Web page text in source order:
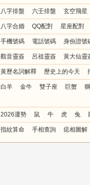
八字排盤 六壬排盤 玄空飛星
八字合婚 QQ配對 星座配對
手機號碼 電話號碼 身份證號
觀音靈簽 呂祖靈簽 黃大仙靈
黃歷名詞解釋 歷史上的今天
白羊 金牛 雙子座 巨蟹
2026運勢 鼠 牛 虎 兔
指紋算命 手相查詢 痣相圖解